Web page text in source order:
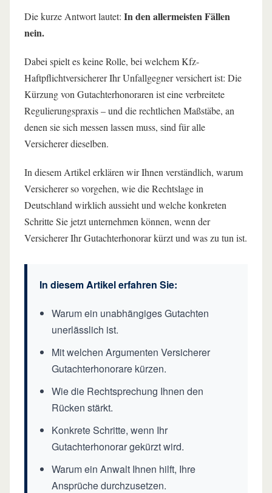
Die kurze Antwort lautet: In den allermeisten Fällen
nein.
Dabei spielt es keine Rolle, bei welchem Kfz-
Haftpflichtversicherer Ihr Unfallgegner versichert ist: Die
Kürzung von Gutachterhonoraren ist eine verbreitete
Regulierungspraxis – und die rechtlichen Maßstäbe, an
denen sie sich messen lassen muss, sind für alle
Versicherer dieselben.
In diesem Artikel erklären wir Ihnen verständlich, warum
Versicherer so vorgehen, wie die Rechtslage in
Deutschland wirklich aussieht und welche konkreten
Schritte Sie jetzt unternehmen können, wenn der
Versicherer Ihr Gutachterhonorar kürzt und was zu tun ist.
In diesem Artikel erfahren Sie:
Warum ein unabhängiges Gutachten
unerlässlich ist.
Mit welchen Argumenten Versicherer
Gutachterhonorare kürzen.
Wie die Rechtsprechung Ihnen den
Rücken stärkt.
Konkrete Schritte, wenn Ihr
Gutachterhonorar gekürzt wird.
Warum ein Anwalt Ihnen hilft, Ihre
Ansprüche durchzusetzen.